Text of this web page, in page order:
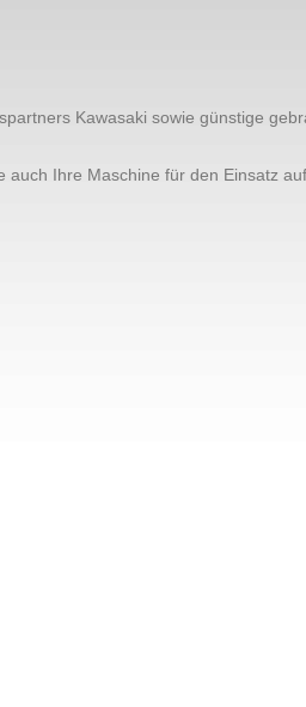
Kawasaki sowie günstige
Ihre Maschine für den Einsatz